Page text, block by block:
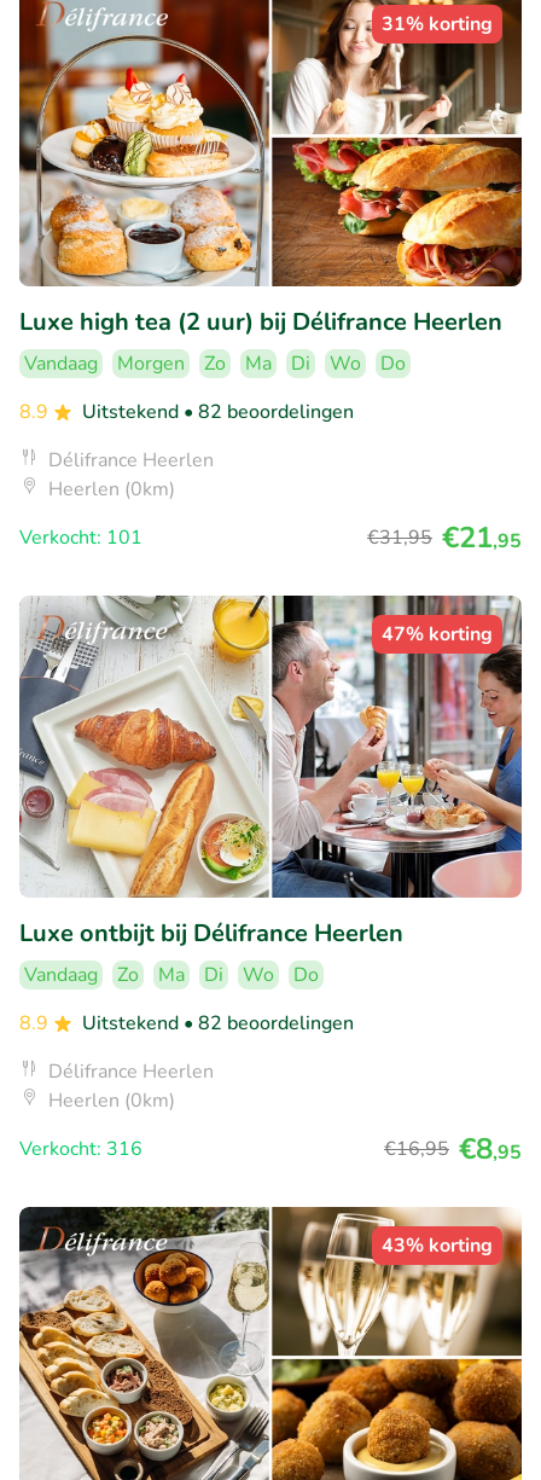
31% korting
Luxe high tea (2 uur) bij Délifrance Heerlen
Vandaag Morgen Zo Ma Di Wo
Do
8.9
Uitstekend • 82 beoordelingen
Délifrance Heerlen
Heerlen (0km)
Verkocht: 101
€31,95 €21,95
47% korting
Luxe ontbijt bij Délifrance Heerlen
Vandaag Zo Ma Di Wo
Do
8.9
Uitstekend • 82 beoordelingen
Délifrance Heerlen
Heerlen (0km)
Verkocht: 316
€16,95 €8,95
43% korting